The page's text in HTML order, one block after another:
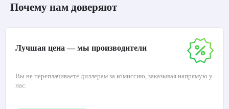
Почему нам доверяют
Лучшая цена — мы производители
Вы не переплачиваете диллерам за комиссию, заказывая напрямую у
нас.